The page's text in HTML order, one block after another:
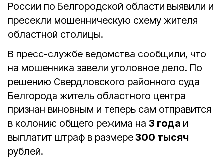
России по Белгородской области выявили и
пресекли мошенническую схему жителя
областной столицы.
В пресс-службе ведомства сообщили, что
на мошенника завели уголовное дело. По
решению Свердловского районного суда
Белгорода житель областного центра
признан виновным и теперь сам отправится
в колонию общего режима на 3 года и
выплатит штраф в размере300 тысяч
рублей.